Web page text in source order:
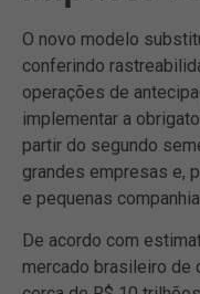
O novo modelo
conferindo
operações de
implementar a
partir do segundo
grandes empresas e,
e pequenas
De acordo com
mercado brasileiro de